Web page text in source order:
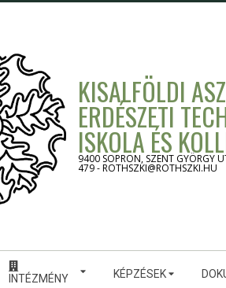
KISALFÖLDI
ERDÉSZETI
ISKOLA ÉS
9400 SOPRON, SZENT GYÖRGY
479 - ROTHSZKI@ROTHSZKI.HU
INTÉZMÉNY KÉPZÉSEK